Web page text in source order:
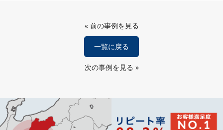
« 前の事例を見る
一覧に戻る
次の事例を見る »